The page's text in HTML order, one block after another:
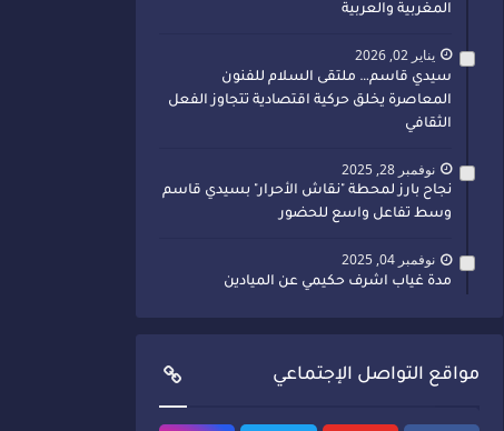
المغربية والعربية
يناير 02, 2026
سيدي قاسم… ملتقى السلام للفنون
المعاصرة يخلق حركية اقتصادية تتجاوز الفعل
الثقافي
نوفمبر 28, 2025
نجاح بارز لمحطة "نقاش الأحرار" بسيدي قاسم
وسط تفاعل واسع للحضور
نوفمبر 04, 2025
مدة غياب اشرف حكيمي عن الميادين
مواقع التواصل الإجتماعي